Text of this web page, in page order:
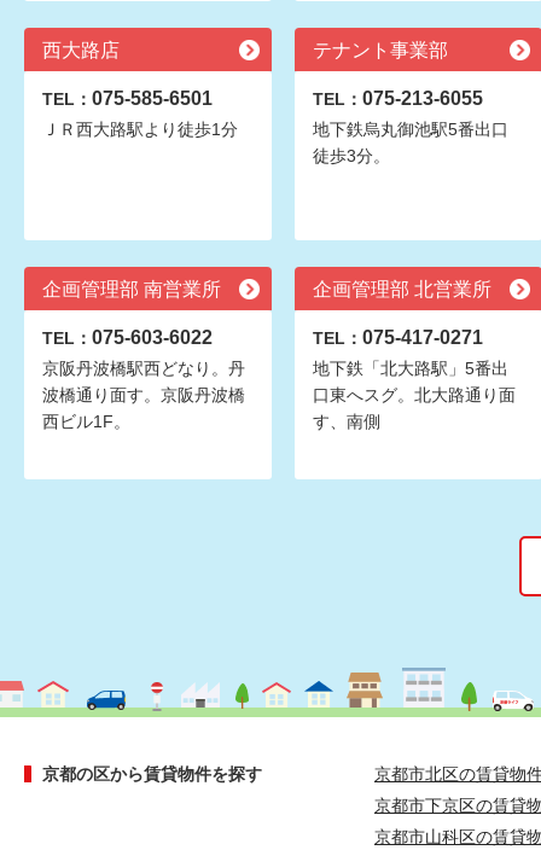
西大路店
TEL： 075-585-6501
ＪＲ西大路駅より徒歩1分
テナント事業部
TEL： 075-213-6055
地下鉄烏丸御池駅5番出口
徒歩3分。
企画管理部 南営業所
TEL： 075-603-6022
京阪丹波橋駅西どなり。丹
波橋通り面す。京阪丹波橋
西ビル1F。
企画管理部 北営業所
TEL： 075-417-0271
地下鉄「北大路駅」5番出
口東へスグ。北大路通り面
す、南側
京都の区から賃貸物件を探す
京都市北区の賃貸物
京都市下京区の賃貸
京都市山科区の賃貸